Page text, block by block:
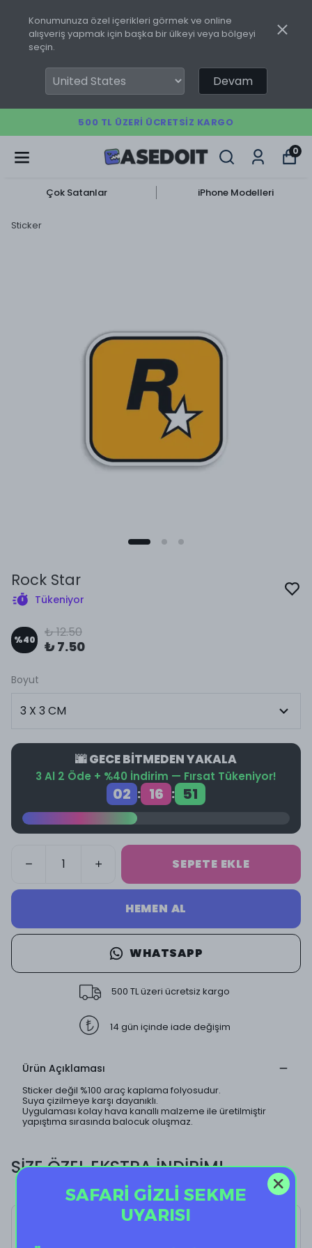
Konumunuza özel içerikleri görmek ve online
alışveriş yapmak için başka bir ülkeyi veya bölgeyi
seçin.
Devam
500 TL ÜZERI ÜCRETSIZ KARGO
0
Çok Satanlar iPhone Modelleri
Sticker
Rock Star
Tükeniyor
%40 ₺ 12.50
₺ 7.50
Boyut
🌆 GECE BİTMEDEN YAKALA
3 Al 2 Öde + %40 İndirim — Fırsat Tükeniyor!
02 : 16 : 51
SEPETE EKLE
HEMEN AL
WHATSAPP
500 TL üzeri ücretsiz kargo
14 gün içinde iade değişim
Ürün Açıklaması
Sticker değil %100 araç kaplama folyosudur.
Suya çizilmeye karşı dayanıklı.
Uygulaması kolay hava kanallı malzeme ile üretilmiştir
yapıştıma sırasında balocuk oluşmaz.
SİZE ÖZEL EKSTRA İNDİRİM!
SAFARİ GİZLİ SEKME
UYARISI